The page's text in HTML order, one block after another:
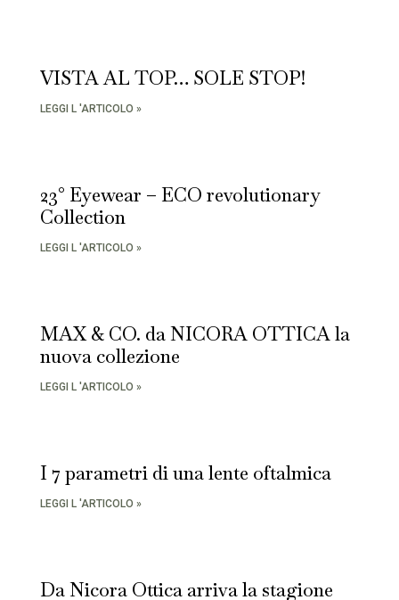
VISTA AL TOP… SOLE STOP!
LEGGI L 'ARTICOLO »
23° Eyewear – ECO revolutionary
Collection
LEGGI L 'ARTICOLO »
MAX & CO. da NICORA OTTICA la
nuova collezione
LEGGI L 'ARTICOLO »
I 7 parametri di una lente oftalmica
LEGGI L 'ARTICOLO »
Da Nicora Ottica arriva la stagione